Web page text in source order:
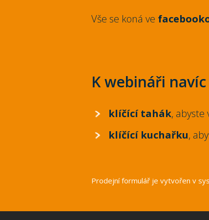
Vše se koná ve
K webináři
klíčící tahák, abyste
klíčící kuchařku,
Prodejní formulář je vytvořen v